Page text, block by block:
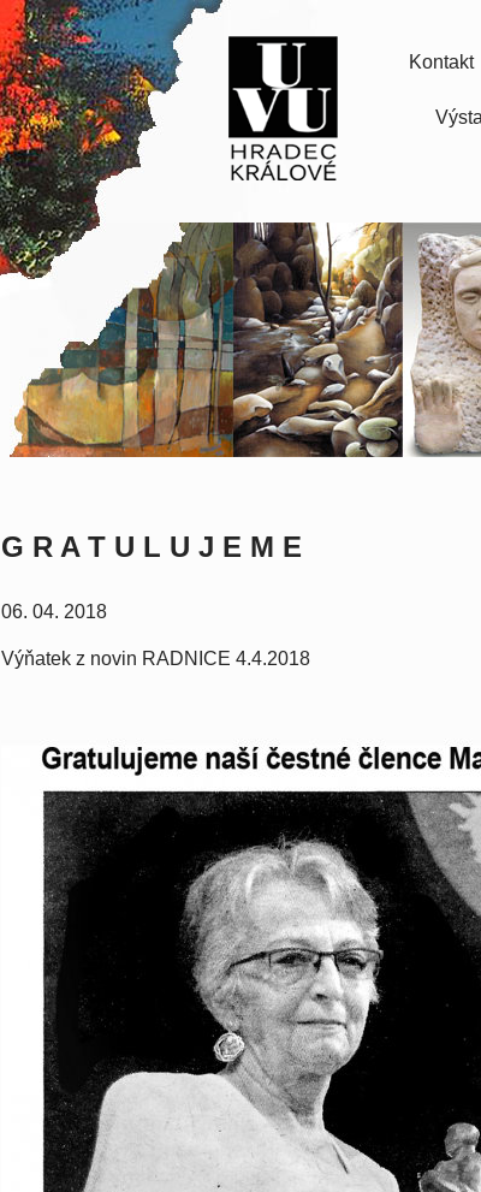
Kontakt
G R A T U L U J E M E
06. 04. 2018
Výňatek z novin RADNICE 4.4.2018